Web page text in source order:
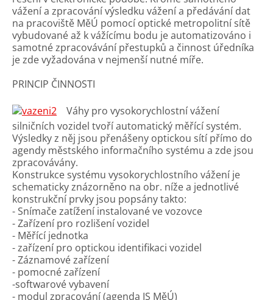
vážení a zpracování výsledku vážení a předávání dat
na pracoviště MěÚ pomocí optické metropolitní sítě
vybudované až k vážícímu bodu je automatizováno i
samotné zpracovávání přestupků a činnost úředníka
je zde vyžadována v nejmenší nutné míře.
PRINCIP ČINNOSTI
Váhy pro vysokorychlostní vážení
silničních vozidel tvoří automatický měřící systém.
Výsledky z něj jsou přenášeny optickou sítí přímo do
agendy městského informačního systému a zde jsou
zpracovávány.
Konstrukce systému vysokorychlostního vážení je
schematicky znázorněno na obr. níže a jednotlivé
konstrukční prvky jsou popsány takto:
- Snímače zatížení instalované ve vozovce
- Zařízení pro rozlišení vozidel
- Měřící jednotka
- zařízení pro optickou identifikaci vozidel
- Záznamové zařízení
- pomocné zařízení
-softwarové vybavení
- modul zpracování (agenda IS MěÚ)